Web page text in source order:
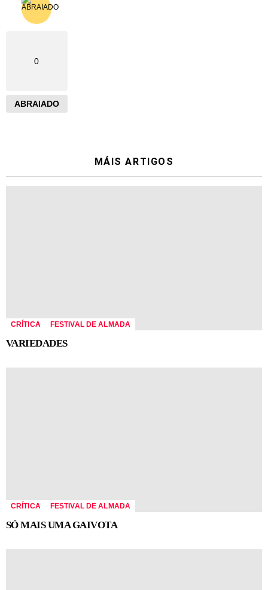
0
ABRAIADO
MÁIS ARTIGOS
CRÍTICA FESTIVAL DE ALMADA
VARIEDADES
CRÍTICA FESTIVAL DE ALMADA
SÓ MAIS UMA GAIVOTA